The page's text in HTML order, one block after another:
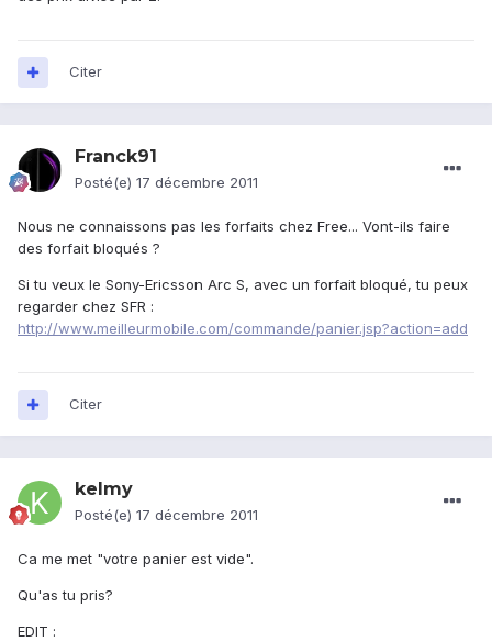
Citer
Franck91
Posté(e) 17 décembre 2011
Nous ne connaissons pas les forfaits chez Free... Vont-ils faire
des forfait bloqués ?
Si tu veux le Sony-Ericsson Arc S, avec un forfait bloqué, tu peux
regarder chez SFR :
http://www.meilleurmobile.com/commande/panier.jsp?action=add
Citer
kelmy
Posté(e) 17 décembre 2011
Ca me met "votre panier est vide".
Qu'as tu pris?
EDIT :